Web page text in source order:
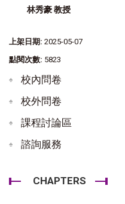
林秀豪 教授
上架日期: 2025-05-07
點閱次數: 5823
校內問卷
校外問卷
課程討論區
諮詢服務
CHAPTERS